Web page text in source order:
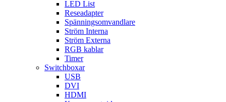
LED List
Reseadapter
Spänningsomvandlare
Ström Interna
Ström Externa
RGB kablar
Timer
Switchboxar
USB
DVI
HDMI